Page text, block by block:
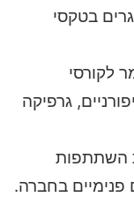
בטקסי
לקורסי
גרפיקה
השתתפות
פנימיים בחברה.